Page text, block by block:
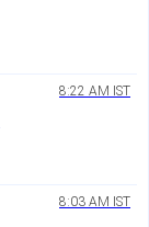
8:22 AM IST
8:03 AM IST